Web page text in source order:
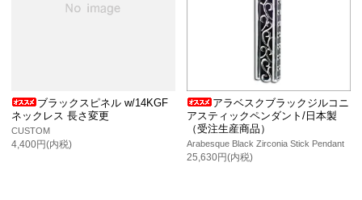
ブラックスピネル w/14KGF
ネックレス 長さ変更
CUSTOM
4,400円(内税)
アラベスクブラックジルコニ
アスティックペンダント/日本製
（受注生産商品）
Arabesque Black Zirconia Stick Pendant
25,630円(内税)